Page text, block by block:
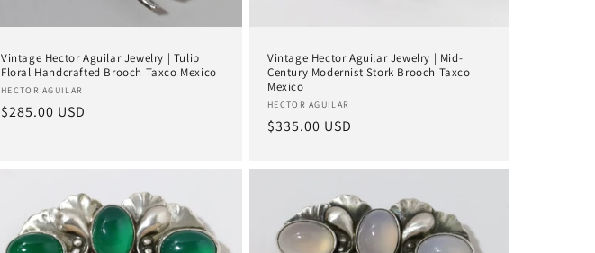
Vintage Hector Aguilar Jewelry | Tulip
Floral Handcrafted Brooch Taxco Mexico
Anbieter:
HECTOR AGUILAR
Normaler
$285.00 USD
Vintage Hector Aguilar Jewelry | Mid-
Century Modernist Stork Brooch Taxco
Mexico
Anbieter:
HECTOR AGUILAR
Normaler
$335.00 USD